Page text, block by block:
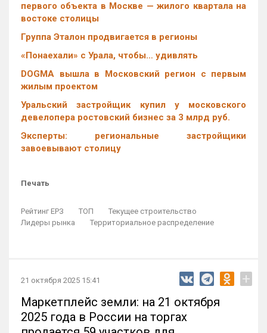
первого объекта в Москве — жилого квартала на
востоке столицы
Группа Эталон продвигается в регионы
«Понаехали» с Урала, чтобы… удивлять
DOGMA вышла в Московский регион с первым
жилым проектом
Уральский застройщик купил у московского
девелопера ростовский бизнес за 3 млрд руб.
Эксперты: региональные застройщики
завоевывают столицу
Печать
Рейтинг ЕРЗ ТОП
Текущее строительство
Лидеры рынка
Территориальное распределение
21 октября 2025 15:41 +
Маркетплейс земли: на 21 октября
2025 года в России на торгах